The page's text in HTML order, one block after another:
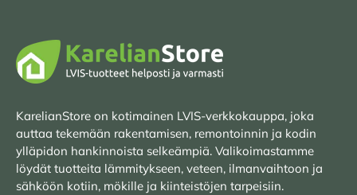
KarelianStore on kotimainen LVIS-verkkokauppa, joka
auttaa tekemään rakentamisen, remontoinnin ja kodin
ylläpidon hankinnoista selkeämpiä. Valikoimastamme
löydät tuotteita lämmitykseen, veteen, ilmanvaihtoon ja
sähköön kotiin, mökille ja kiinteistöjen tarpeisiin.